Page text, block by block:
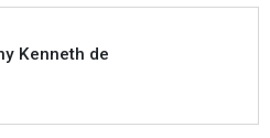
Kenneth de